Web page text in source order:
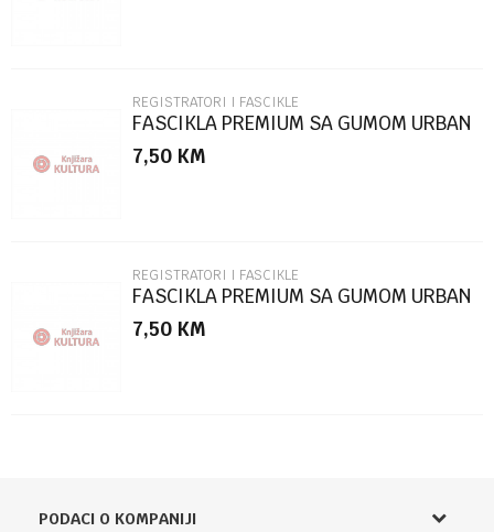
POŠALJI
REGISTRATORI I FASCIKLE
FASCIKLA PREMIUM SA GUMOM URBAN
STYLE SC2770
7,50 KM
REGISTRATORI I FASCIKLE
FASCIKLA PREMIUM SA GUMOM URBAN
STYLE SC2769
7,50 KM
PODACI O KOMPANIJI